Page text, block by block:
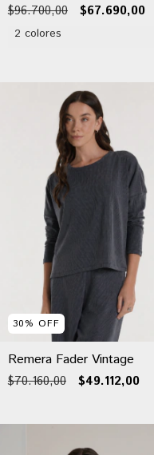
$96.700,00 $67.690,00
2 colores
30% OFF
Remera Fader Vintage
$70.160,00 $49.112,00